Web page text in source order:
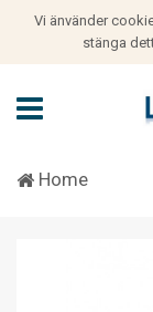
Vi änvänder
stänga
Home